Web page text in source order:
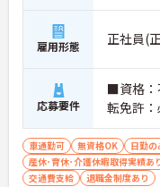
雇用形態 正社員(
応募要件
■資格：
転免許
車通勤可 無資格OK 日勤の
産休･育休･介護休暇取得実績あ
交通費支給
退職金制度あり